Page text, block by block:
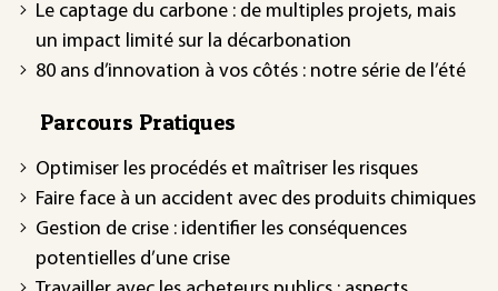
Le captage du carbone : de multiples projets, mais
un impact limité sur la décarbonation
80 ans d’innovation à vos côtés : notre série de l’été
Parcours Pratiques
Optimiser les procédés et maîtriser les risques
Faire face à un accident avec des produits chimiques
Gestion de crise : identifier les conséquences
potentielles d’une crise